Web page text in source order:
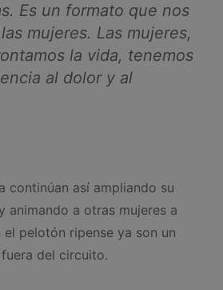
Es un formato que nos
mujeres. Las mujeres,
la vida, tenemos
al dolor y al
continúan así ampliando su
animando a otras mujeres a
el pelotón ripense ya son un
del circuito.